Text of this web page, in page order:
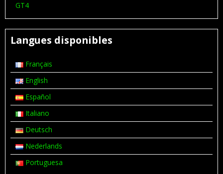
GT4
Langues disponibles
Français
English
Español
Italiano
Deutsch
Nederlands
Portuguesa